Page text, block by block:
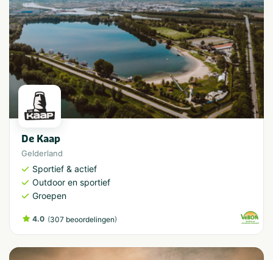
De Kaap
Gelderland
Sportief & actief
Outdoor en sportief
Groepen
4.0 (307 beoordelingen)